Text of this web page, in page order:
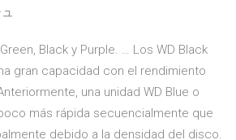
Black y Purple. … Los WD Black
gran capacidad con el rendimiento
una unidad WD Blue o
más rápida secuencialmente que
debido a la densidad del disco.